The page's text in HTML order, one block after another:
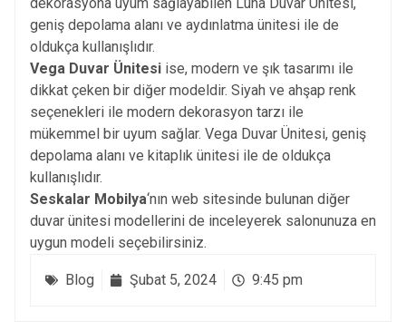
geniş depolama alanı ve aydınlatma ünitesi ile de
oldukça kullanışlıdır.
Vega Duvar Ünitesi ise, modern ve şık tasarımı ile
dikkat çeken bir diğer modeldir. Siyah ve ahşap renk
seçenekleri ile modern dekorasyon tarzı ile
mükemmel bir uyum sağlar. Vega Duvar Ünitesi, geniş
depolama alanı ve kitaplık ünitesi ile de oldukça
kullanışlıdır.
Seskalar Mobilya‘nın web sitesinde bulunan diğer
duvar ünitesi modellerini de inceleyerek salonunuza en
uygun modeli seçebilirsiniz.
Blog Şubat 5, 2024 9:45 pm